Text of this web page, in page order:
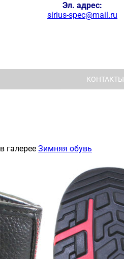
Эл. адрес:
sirius-spec@mail.ru
КОНТАКТЫ
в галерее Зимняя обувь